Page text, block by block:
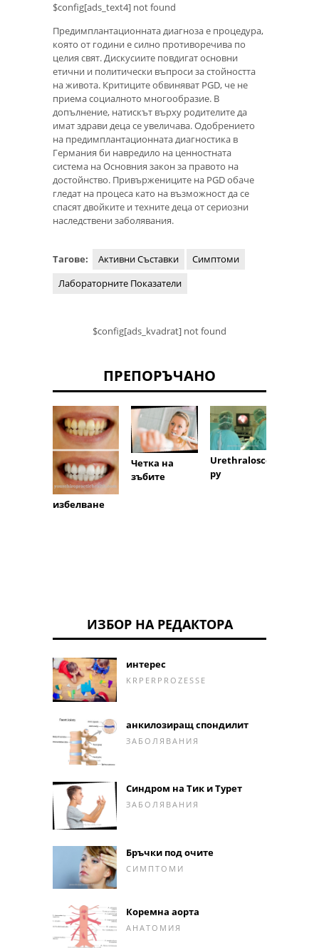
$config[ads_text4] not found
Предимплантационната диагноза е процедура,
която от години е силно противоречива по
целия свят. Дискусиите повдигат основни
етични и политически въпроси за стойността
на живота. Критиците обвиняват PGD, че не
приема социалното многообразие. В
допълнение, натискът върху родителите да
имат здрави деца се увеличава. Одобрението
на предимплантационната диагностика в
Германия би навредило на ценностната
система на Основния закон за правото на
достойнство. Привържениците на PGD обаче
гледат на процеса като на възможност да се
спасят двойките и техните деца от сериозни
наследствени заболявания.
Тагове: Активни Съставки
Симптоми
Лабораторните Показатели
$config[ads_kvadrat] not found
ПРЕПОРЪЧАНО
избелване
Четка на
зъбите
Urethralosco
py
ИЗБОР НА РЕДАКТОРА
интерес
KRPERPROZESSE
анкилозиращ спондилит
ЗАБОЛЯВАНИЯ
Синдром на Тик и Турет
ЗАБОЛЯВАНИЯ
Бръчки под очите
СИМПТОМИ
Коремна аорта
АНАТОМИЯ